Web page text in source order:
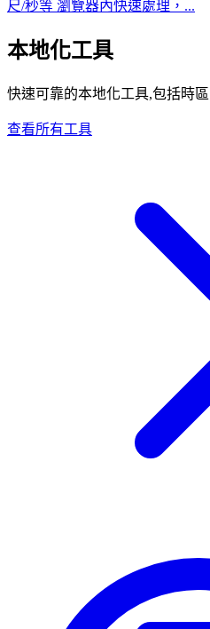
尺/秒等 瀏覽器內快速處理，...
本地化工具
快速可靠的本地化工具,包括時
查看所有工具